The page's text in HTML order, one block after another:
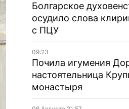
Болгарское
осудило слова
с ПЦУ
09:23
Почила игумения
настоятельница
монастыря